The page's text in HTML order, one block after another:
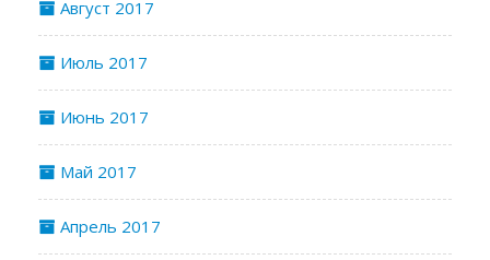
Август 2017
Июль 2017
Июнь 2017
Май 2017
Апрель 2017